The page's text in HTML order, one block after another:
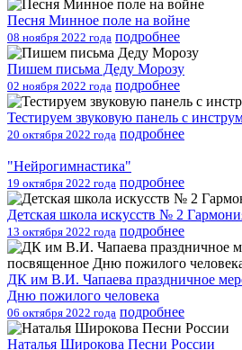
Песня Минное поле на войне
08 ноября 2022 года подробнее
Пишем письма Деду Морозу
02 ноября 2022 года подробнее
Тестируем звуковую панель с
20 октября 2022 года подробнее
"Нейрогимнастика"
19 октября 2022 года подробнее
Детская школа искусств № 2
13 октября 2022 года подробнее
ДК им В.И. Чапаева праздничное
Дню пожилого человека
06 октября 2022 года подробнее
Наталья Широкова Песни России